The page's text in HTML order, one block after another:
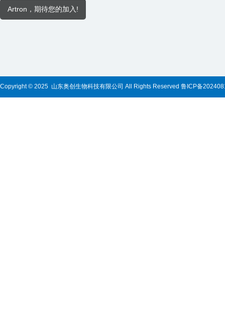
Artron，期待您的加入!
Copyright © 2025 山东奥创生物科技有限公司 All Rights Reserved 鲁ICP备